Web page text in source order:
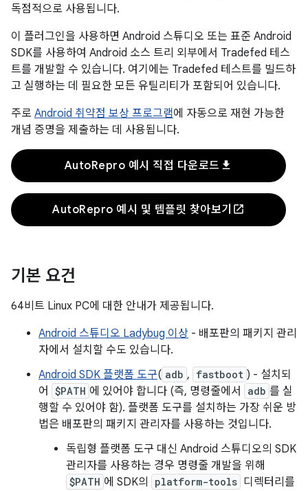
독점적으로 사용됩니다.
이 플러그인을 사용하면 Android 스튜디오 또는 표준 Android
SDK를 사용하여 Android 소스 트리 외부에서 Tradefed 테스
트를 개발할 수 있습니다. 여기에는 Tradefed 테스트를 빌드하
고 실행하는 데 필요한 모든 유틸리티가 포함되어 있습니다.
주로 Android 취약점 보상 프로그램에 자동으로 재현 가능한
개념 증명을 제출하는 데 사용됩니다.
AutoRepro 예시 직접 다운로드download
AutoRepro 예시 및 템플릿 찾아보기open_in_new
기본 요건
64비트 Linux PC에 대한 안내가 제공됩니다.
Android 스튜디오 Ladybug 이상 - 배포판의 패키지 관리
자에서 설치할 수도 있습니다.
Android SDK 플랫폼 도구( adb , fastboot ) - 설치되
어
$PATH 에 있어야 합니다 (즉, 명령줄에서 adb 를 실
행할 수 있어야 함). 플랫폼 도구를 설치하는 가장 쉬운 방
법은 배포판의 패키지 관리자를 사용하는 것입니다.
독립형 플랫폼 도구 대신 Android 스튜디오의 SDK
관리자를 사용하는 경우 명령줄 개발을 위해
$PATH 에 SDK의 platform-tools 디렉터리를